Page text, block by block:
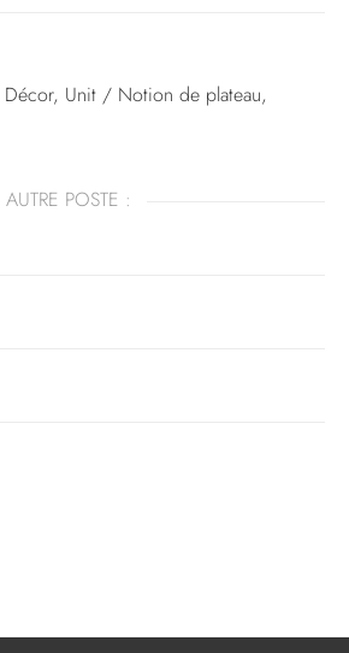
Décor, Unit / Notion de plateau,
POSTE :